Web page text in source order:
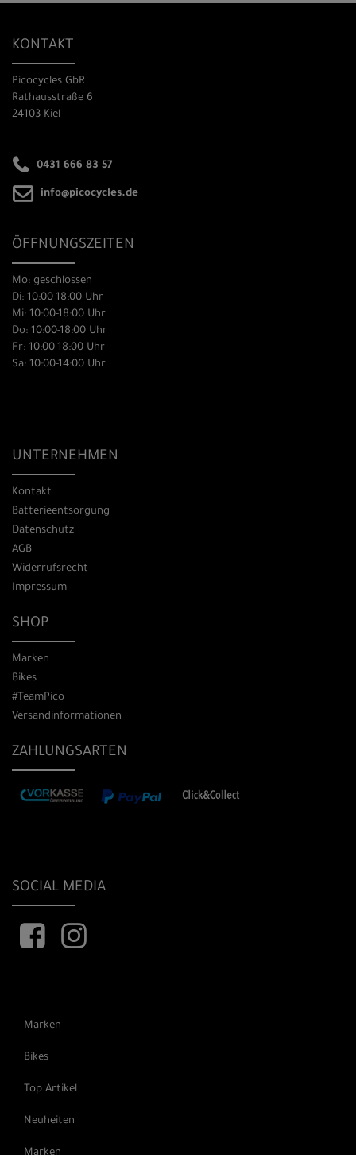
KONTAKT
Picocycles GbR
Rathausstraße 6
24103 Kiel
0431 666 83 57
info@picocycles.de
ÖFFNUNGSZEITEN
Mo: geschlossen
Di: 10:00-18:00 Uhr
Mi: 10:00-18:00 Uhr
Do: 10:00-18:00 Uhr
Fr: 10:00-18:00 Uhr
Sa: 10:00-14:00 Uhr
UNTERNEHMEN
Kontakt
Batterieentsorgung
Datenschutz
AGB
Widerrufsrecht
Impressum
SHOP
Marken
Bikes
#TeamPico
Versandinformationen
ZAHLUNGSARTEN
SOCIAL MEDIA
Marken
Bikes
Top Artikel
Neuheiten